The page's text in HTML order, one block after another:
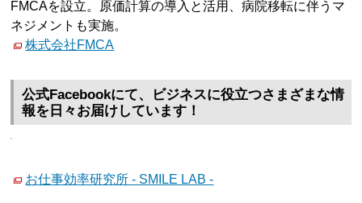
FMCAを設立。原価計算の導入と活用、病院移転に伴うマ
ネジメントも実施。
株式会社FMCA
公式Facebookにて、ビジネスに役立つさまざまな情
報を日々お届けしています！
お仕事効率研究所 - SMILE LAB -